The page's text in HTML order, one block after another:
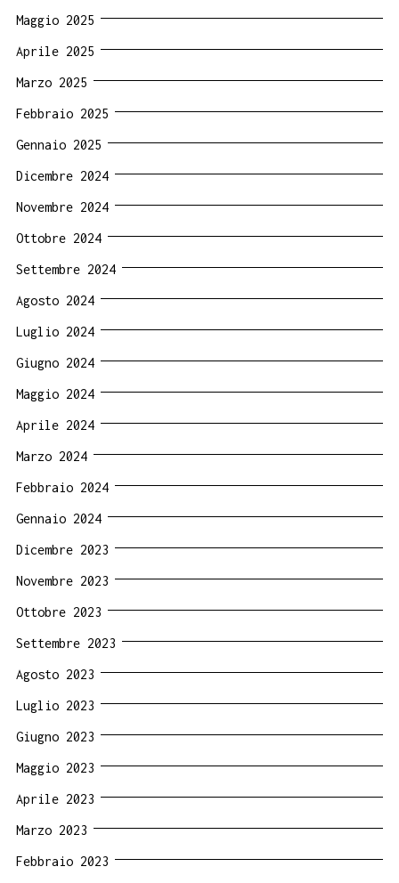
Maggio 2025
Aprile 2025
Marzo 2025
Febbraio 2025
Gennaio 2025
Dicembre 2024
Novembre 2024
Ottobre 2024
Settembre 2024
Agosto 2024
Luglio 2024
Giugno 2024
Maggio 2024
Aprile 2024
Marzo 2024
Febbraio 2024
Gennaio 2024
Dicembre 2023
Novembre 2023
Ottobre 2023
Settembre 2023
Agosto 2023
Luglio 2023
Giugno 2023
Maggio 2023
Aprile 2023
Marzo 2023
Febbraio 2023